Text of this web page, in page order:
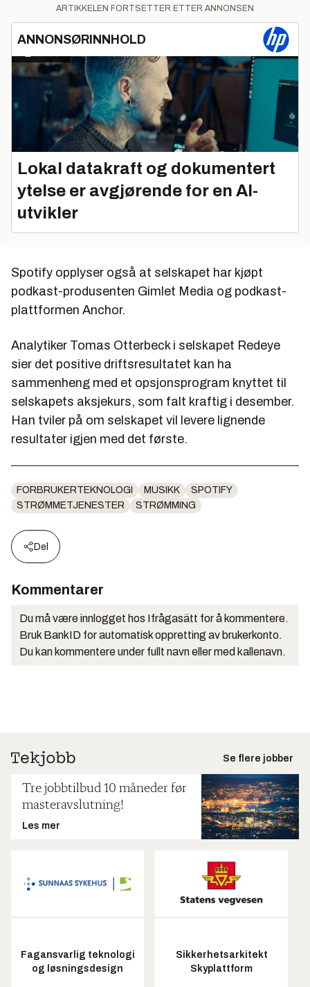
ARTIKKELEN FORTSETTER ETTER ANNONSEN
ANNONSØRINNHOLD
Lokal datakraft og dokumentert
ytelse er avgjørende for en AI-
utvikler
Spotify opplyser også at selskapet har kjøpt
podkast-produsenten Gimlet Media og podkast-
plattformen Anchor.
Analytiker Tomas Otterbeck i selskapet Redeye
sier det positive driftsresultatet kan ha
sammenheng med et opsjonsprogram knyttet til
selskapets aksjekurs, som falt kraftig i desember.
Han tviler på om selskapet vil levere lignende
resultater igjen med det første.
FORBRUKERTEKNOLOGI MUSIKK
SPOTIFY
STRØMMETJENESTER
STRØMMING
Del
Kommentarer
Du må være innlogget hos Ifrågasätt for å kommentere.
Bruk BankID for automatisk oppretting av brukerkonto.
Du kan kommentere under fullt navn eller med kallenavn.
Se flere jobber
Tre jobbtilbud 10 måneder før
masteravslutning!
Les mer
Fagansvarlig teknologi
og løsningsdesign
Sikkerhetsarkitekt
Skyplattform